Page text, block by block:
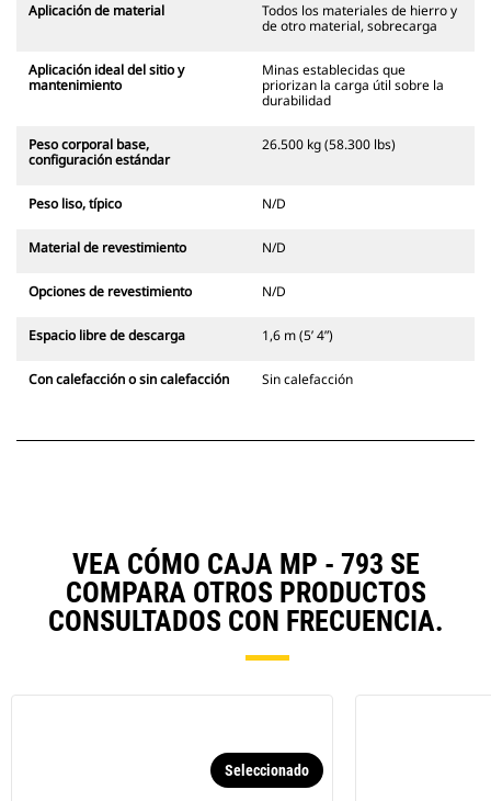
Aplicación de material
Todos los materiales de hierro y
de otro material, sobrecarga
Aplicación ideal del sitio y
mantenimiento
Minas establecidas que
priorizan la carga útil sobre la
durabilidad
Peso corporal base,
configuración estándar
26.500 kg (58.300 lbs)
Peso liso, típico N/D
Material de revestimiento N/D
Opciones de revestimiento N/D
Espacio libre de descarga 1,6 m (5’ 4”)
Con calefacción o sin calefacción Sin calefacción
VEA CÓMO CAJA MP - 793 SE
COMPARA OTROS PRODUCTOS
CONSULTADOS CON FRECUENCIA.
Seleccionado